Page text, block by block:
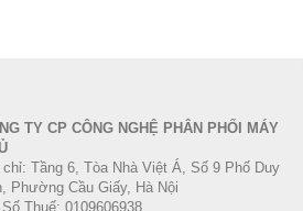
TY CP CÔNG NGHỆ PHÂN PHỐI MÁY
Tầng 6, Tòa Nhà Việt Á, Số 9 Phố Duy
Phường Cầu Giấy, Hà Nội
Số Thuế: 0109606938